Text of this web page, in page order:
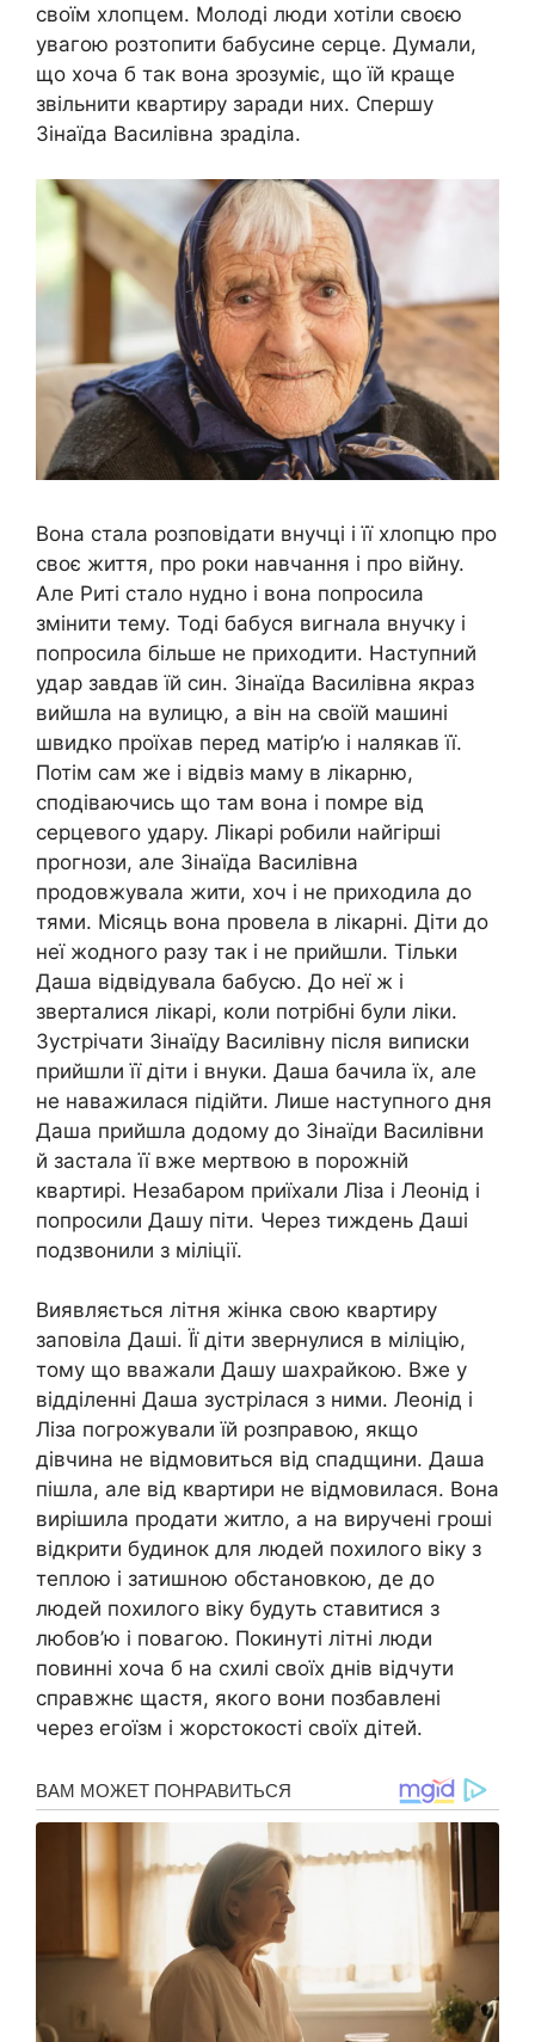
своїм хлопцем. Молоді люди хотіли своєю
увагою розтопити бабусине серце. Думали,
що хоча б так вона зрозуміє, що їй краще
звільнити квартиру заради них. Спершу
Зінаїда Василівна зраділа.
Вона стала розповідати внучці і її хлопцю про
своє життя, про роки навчання і про війну.
Але Риті стало нудно і вона попросила
змінити тему. Тоді бабуся вигнала внучку і
попросила більше не приходити. Наступний
удар завдав їй син. Зінаїда Василівна якраз
вийшла на вулицю, а він на своїй машині
швидко проїхав перед матір’ю і налякав її.
Потім сам же і відвіз маму в лікарню,
сподіваючись що там вона і помре від
серцевого удару. Лікарі робили найгірші
прогнози, але Зінаїда Василівна
продовжувала жити, хоч і не приходила до
тями. Місяць вона провела в лікарні. Діти до
неї жодного разу так і не прийшли. Тільки
Даша відвідувала бабусю. До неї ж і
зверталися лікарі, коли потрібні були ліки.
Зустрічати Зінаїду Василівну після виписки
прийшли її діти і внуки. Даша бачила їх, але
не наважилася підійти. Лише наступного дня
Даша прийшла додому до Зінаїди Василівни
й застала її вже мертвою в порожній
квартирі. Незабаром приїхали Ліза і Леонід і
попросили Дашу піти. Через тиждень Даші
подзвонили з міліції.
Виявляється літня жінка свою квартиру
заповіла Даші. Її діти звернулися в міліцію,
тому що вважали Дашу шахрайкою. Вже у
відділенні Даша зустрілася з ними. Леонід і
Ліза погрожували їй розправою, якщо
дівчина не відмовиться від спадщини. Даша
пішла, але від квартири не відмовилася. Вона
вирішила продати житло, а на виручені гроші
відкрити будинок для людей похилого віку з
теплою і затишною обстановкою, де до
людей похилого віку будуть ставитися з
любов’ю і повагою. Покинуті літні люди
повинні хоча б на схилі своїх днів відчути
справжнє щастя, якого вони позбавлені
через егоїзм і жорстокості своїх дітей.